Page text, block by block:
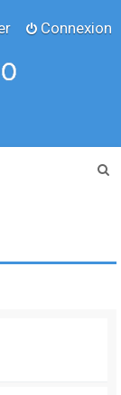
Connexion
e